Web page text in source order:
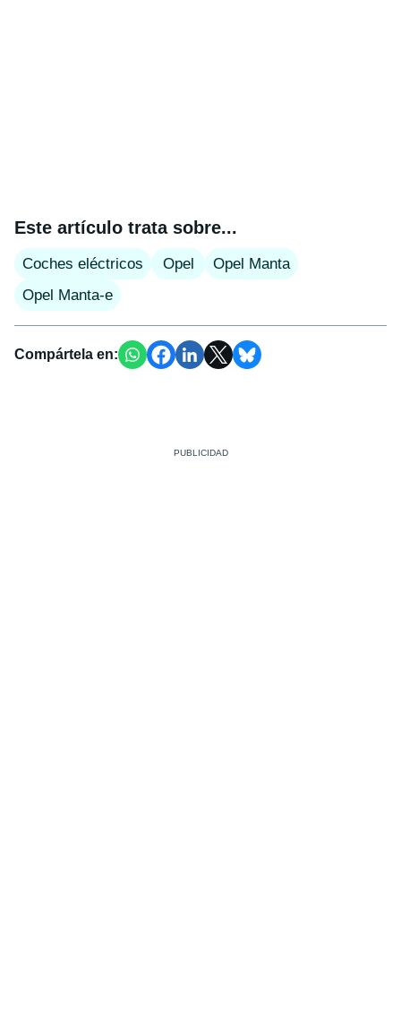
Este artículo trata sobre...
Coches eléctricos Opel
Opel Manta
Opel Manta-e
Compártela en: